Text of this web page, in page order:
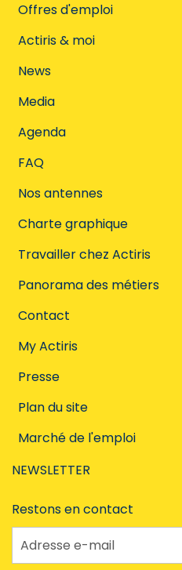
Offres d'emploi
Actiris & moi
News
Media
Agenda
FAQ
Nos antennes
Charte graphique
Travailler chez Actiris
Panorama des métiers
Contact
My Actiris
Presse
Plan du site
Marché de l'emploi
NEWSLETTER
Restons en contact
Adresse e-mail